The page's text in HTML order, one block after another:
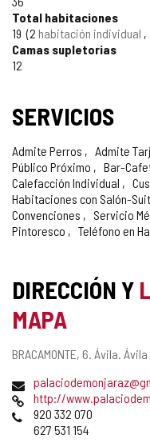
Total habitaciones
19 2 habitación individual
Camas supletorias
12
SERVICIOS
Admite Perros Admite
Público Próximo
Bar-
Calefacción Individual
Habitaciones con Salón-
Convenciones
Servicio
Pintoresco
Teléfono en
DIRECCIÓN Y
MAPA
Dirección
BRACAMONTE, 6. Ávila. Ávila
Dirección
de
correo
electrónico
Página
Web
http://
Teléfonos
920 332 070
627 531 154